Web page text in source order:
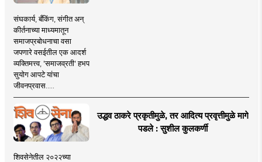
संघकार्य, बँकिंग, संगीत अन्
कीर्तनाच्या माध्यमातून
समाजप्रबोधनाचा वसा
जपणारे वसईतील एक आदर्श
व्यक्तिमत्त्व, 'समाजव्रती' हभप
सुयोग आपटे यांचा
जीवनप्रवास.....
उद्धव ठाकरे प्रकृतीमुळे, तर आदित्य प्रवृत्तीमुळे मागे
पडले : सुशील कुलकर्णी
शिवसेनेतील २०२२च्या